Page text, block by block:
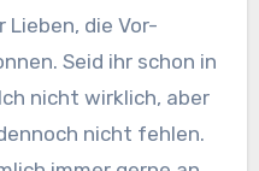
Lieben, die Vor-
Seid ihr schon in
nicht wirklich, aber
nicht fehlen.